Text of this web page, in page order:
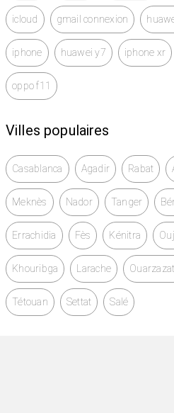
icloud gmail connexion
iphone huawei y7 iphone xr
oppo f11
Villes populaires
Casablanca Agadir Rabat
Meknès Nador Tanger
Errachidia Fès Kénitra
Khouribga Larache
Tétouan Settat Salé